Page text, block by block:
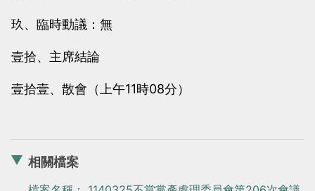
玖、臨時動議：無
壹拾、主席結論
壹拾壹、散會（上午11時08分）
相關檔案